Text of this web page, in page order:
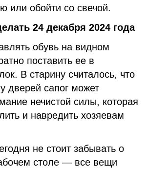
или обойти со свечой.
24 декабря 2024 года
обувь на видном
поставить ее в
В старину считалось, что
дверей сапог может
нечистой силы, которая
и навредить хозяевам
не стоит забывать о
столе — все вещи